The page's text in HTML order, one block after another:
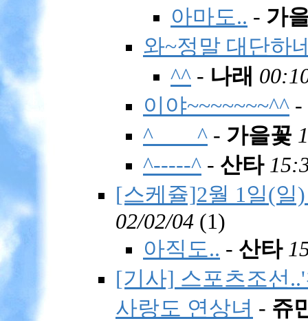
아마도.. - 가
와~정말 대단하
^^ - 나래
이야~~~~~~~^^ -
^____^ - 가을꽃
^-----^ - 산타
[스케쥴]2월 1일(일
02/02/04 (1)
아직도.. - 산타
[기사] 스포츠조선
사랑도 연상녀 - 쥬